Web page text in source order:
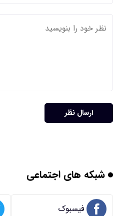
ارسال نظر
شبکه های اجتماعی
فیسبوک